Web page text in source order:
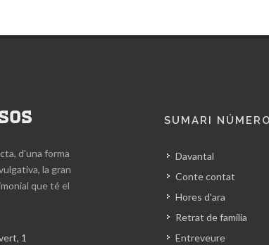
d’una forma
la gran
que té el
1
SUMARI
Davantal
Conte contat
Hores d'ara
Retrat de família
Entreveure